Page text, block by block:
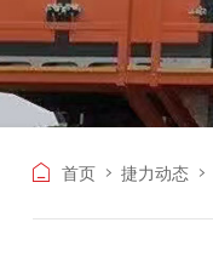
首页 > 捷力动态 >